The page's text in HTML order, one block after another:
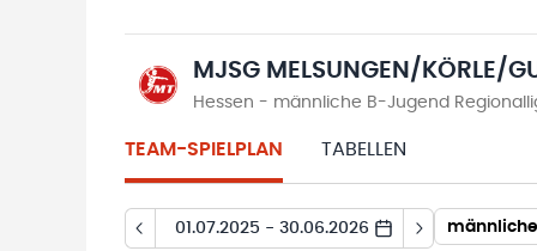
MJSG MELSUNGEN/KÖRLE/
Hessen - männliche B-Jugend
TEAM-SPIELPLAN TABELLEN
01.07.2025 - 30.06.2026